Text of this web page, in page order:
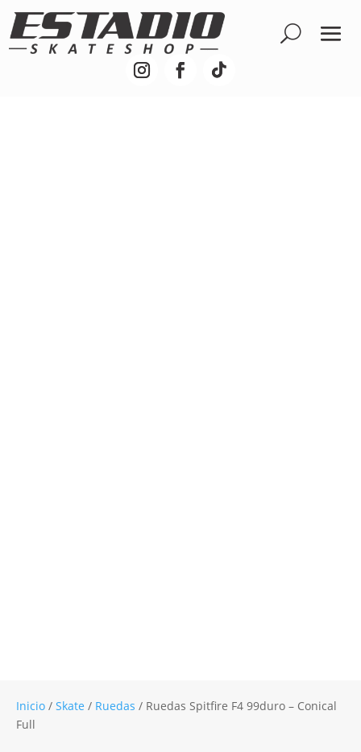
Inicio / Skate / Ruedas / Ruedas Spitfire F4 99duro – Conical
Full